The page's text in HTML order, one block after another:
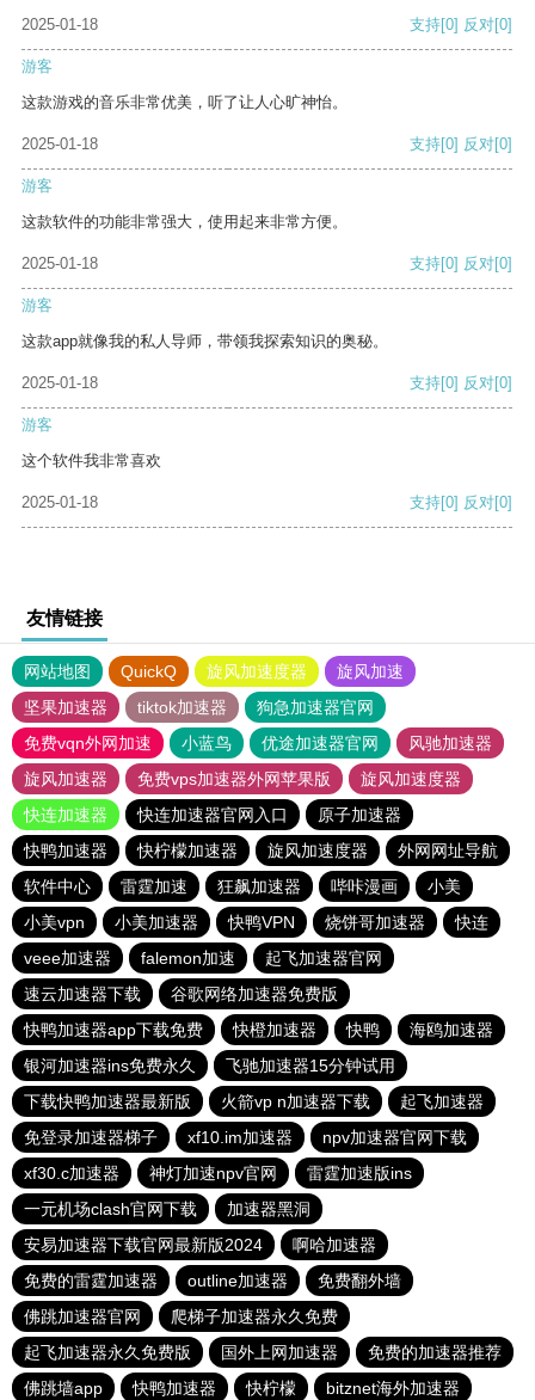
2025-01-18 支持[0] 反对[0]
游客
这款游戏的音乐非常优美，听了让人心旷神怡。
2025-01-18 支持[0] 反对[0]
游客
这款软件的功能非常强大，使用起来非常方便。
2025-01-18 支持[0] 反对[0]
游客
这款app就像我的私人导师，带领我探索知识的奥秘。
2025-01-18 支持[0] 反对[0]
游客
这个软件我非常喜欢
2025-01-18 支持[0] 反对[0]
友情链接
网站地图 QuickQ 旋风加速度器
旋风加速
坚果加速器
tiktok加速器
狗急加速器官网
免费vqn外网加速
小蓝鸟 优途加速器官网
风驰加速器
旋风加速器
免费vps加速器外网苹果版
旋风加速度器
快连加速器
快连加速器官网入口
原子加速器
快鸭加速器
快柠檬加速器 旋风加速度器
外网网址导航
软件中心
雷霆加速 狂飙加速器 哔咔漫画
小美
小美vpn
小美加速器 快鸭VPN 烧饼哥加速器
快连
veee加速器
falemon加速
起飞加速器官网
速云加速器下载
谷歌网络加速器免费版
快鸭加速器app下载免费
快橙加速器 快鸭
海鸥加速器
银河加速器ins免费永久
飞驰加速器15分钟试用
下载快鸭加速器最新版
火箭vp n加速器下载
起飞加速器
免登录加速器梯子
xf10.im加速器
npv加速器官网下载
xf30.c加速器
神灯加速npv官网
雷霆加速版ins
一元机场clash官网下载
加速器黑洞
安易加速器下载官网最新版2024
啊哈加速器
免费的雷霆加速器
outline加速器
免费翻外墙
佛跳加速器官网
爬梯子加速器永久免费
起飞加速器永久免费版
国外上网加速器
免费的加速器推荐
佛跳墙app
快鸭加速器 快柠檬 bitznet海外加速器